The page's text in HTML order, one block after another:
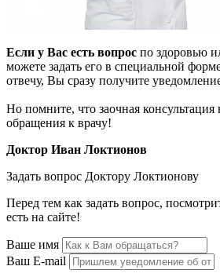
Если у Вас есть вопрос по здоровью
можете задать его в специальной
отвечу, Вы сразу получите
Но помните, что заочная консультация
обращения к врачу!
Доктор Иван Локтионов
Задать вопрос Доктору Локтионову
Перед тем как задать вопрос,
есть на сайте!
Ваше имя
Ваш E-mail